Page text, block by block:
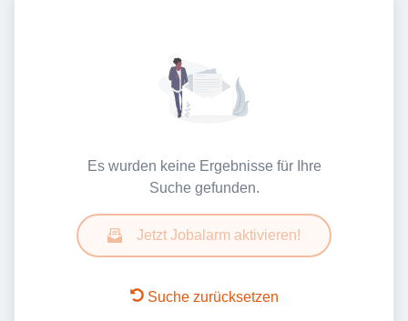
Es wurden keine Ergebnisse für Ihre
Suche gefunden.
Jetzt Jobalarm aktivieren!
Suche zurücksetzen